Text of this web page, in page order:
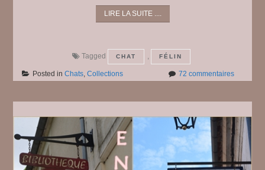
LIRE LA SUITE ....
Tagged CHAT , FÉLIN
Posted inChats,Collections 72 commentairessur